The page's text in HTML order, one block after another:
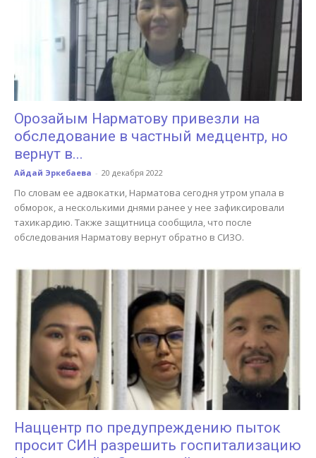
Орозайым Нарматову привезли на
обследование в частный медцентр, но
вернут в...
Айдай Эркебаева - 20 декабря 2022
По словам ее адвокатки, Нарматова сегодня утром упала в
обморок, а несколькими днями ранее у нее зафиксировали
тахикардию. Также защитница сообщила, что после
обследования Нарматову вернут обратно в СИЗО.
Наццентр по предупреждению пыток
просит СИН разрешить госпитализацию